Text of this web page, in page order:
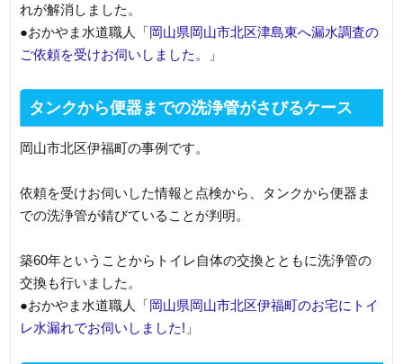
れが解消しました。
●おかやま水道職人「岡山県岡山市北区津島東へ漏水調査の
ご依頼を受けお伺いしました。
」
タンクから便器までの洗浄管がさびるケース
岡山市北区伊福町の事例です。
依頼を受けお伺いした情報と点検から、タンクから便器ま
での洗浄管が錆びていることが判明。
築60年ということからトイレ自体の交換とともに洗浄管の
交換も行いました。
●おかやま水道職人「岡山県岡山市北区伊福町のお宅にトイ
レ水漏れでお伺いしました! 」